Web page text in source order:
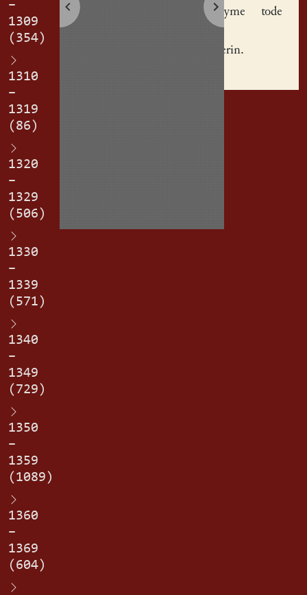
–
1309
(354)
1310
–
1319
(86)
1320
–
1329
(506)
1330
–
1339
(571)
1340
–
1349
(729)
1350
–
1359
(1089)
1360
–
1369
(604)
noch syme tode
Katherin
Vorkeuflerin.